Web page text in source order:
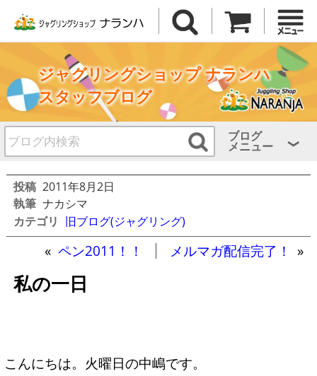
ジャグリングショップ ナランハ
スタッフブログ
ブログ
メニュー
投稿 2011年8月2日
執筆 ナカシマ
カテゴリ 旧ブログ(ジャグリング)
« ペン2011！！ メルマガ配信完了！ »
私の一日
こんにちは。火曜日の中嶋です。